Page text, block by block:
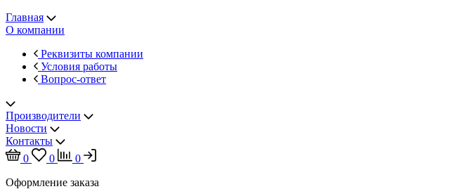
Главная
О компании
Реквизиты компании
Условия работы
Вопрос-ответ
Производители
Новости
Контакты
0
0
0
Оформление заказа